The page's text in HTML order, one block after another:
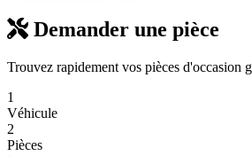
Demander une pièce
Trouvez rapidement vos pièces d'occasion
1
Véhicule
2
Pièces